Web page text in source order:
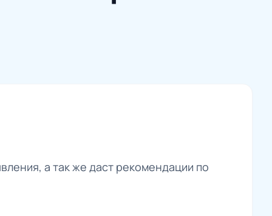
а так же даст рекомендации по